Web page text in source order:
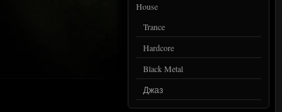
House
Trance
Hardcore
Black Metal
Джаз